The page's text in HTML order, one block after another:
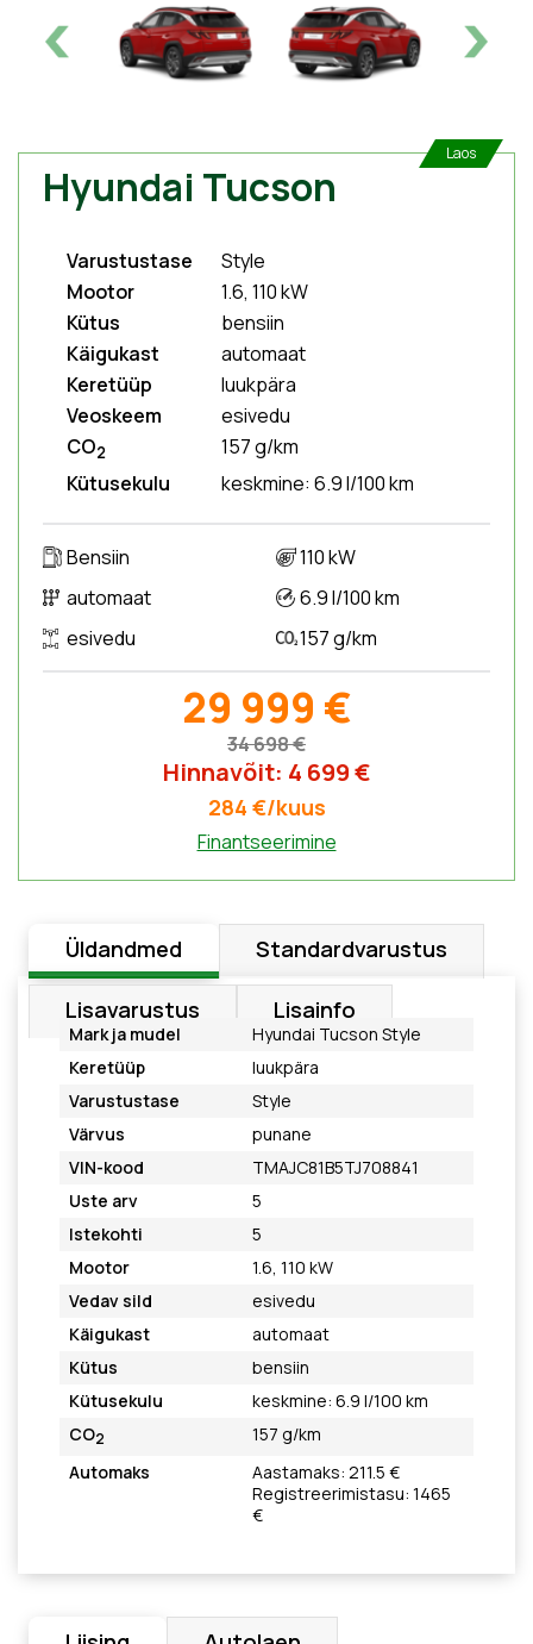
Hyundai Tucson
Laos
Varustustase
Style
Mootor
1.6, 110 kW
Kütus
bensiin
Käigukast
automaat
Keretüüp
luukpära
Veoskeem
esivedu
CO2
157 g/km
Kütusekulu
keskmine: 6.9 l/100 km
Bensiin
automaat
esivedu
110 kW
6.9 l/100 km
157 g/km
29 999 €
34 698 €
Hinnavõit: 4 699 €
284 €/kuus
Finantseerimine
Üldandmed Standardvarustus
Lisavarustus Lisainfo
Mark ja mudel
Hyundai Tucson Style
Keretüüp
luukpära
Varustustase
Style
Värvus
punane
VIN-kood
TMAJC81B5TJ708841
Uste arv
5
Istekohti
5
Mootor
1.6, 110 kW
Vedav sild
esivedu
Käigukast
automaat
Kütus
bensiin
Kütusekulu
keskmine: 6.9 l/100 km
CO2
157 g/km
Automaks
Aastamaks: 211.5 €
Registreerimistasu: 1465
€